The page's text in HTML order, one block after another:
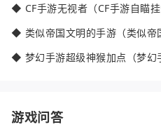
◆ CF手游无视者（CF手游自瞄挂
◆ 类似帝国文明的手游（类似帝
◆ 梦幻手游超级神猴加点（梦幻
游戏问答